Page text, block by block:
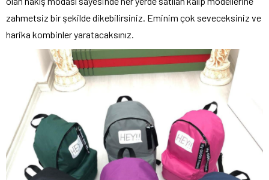
zahmetsiz bir şekilde dikebilirsiniz. Eminim çok seveceksiniz ve
harika kombinler yaratacaksınız.